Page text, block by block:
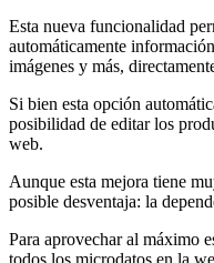
Esta nueva funcionalidad
automáticamente
imágenes y más,
Si bien esta opción
posibilidad de editar los
web.
Aunque esta mejora tiene
posible desventaja: la
Para aprovechar al máximo